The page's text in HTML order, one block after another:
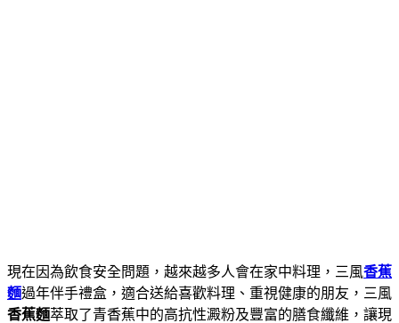
現在因為飲食安全問題，越來越多人會在家中料理，三風香蕉
麵過年伴手禮盒，適合送給喜歡料理、重視健康的朋友，三風
香蕉麵萃取了青香蕉中的高抗性澱粉及豐富的膳食纖維，讓現